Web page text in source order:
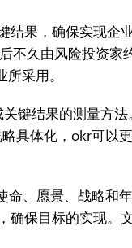
果，确保实现企
久由风险投资家
采用。
结果的测量方法
具体化，okr可以
、愿景、战略和
保目标的实现。